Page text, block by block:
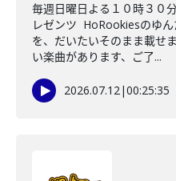
毎週日曜日よる１０時３０
レゼンツ HoRookiesのゆ
を、だいたいそのまま載せ
い楽曲があります、ご了...
2026.07.12|00:25:35